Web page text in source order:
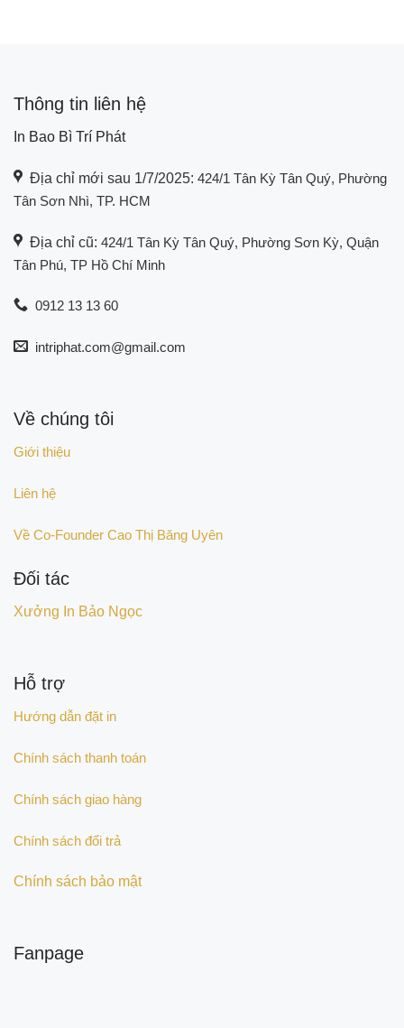
Thông tin liên hệ
In Bao Bì Trí Phát
Địa chỉ mới sau 1/7/2025: 424/1 Tân Kỳ Tân Quý, Phường
Tân Sơn Nhì, TP. HCM
Địa chỉ cũ: 424/1 Tân Kỳ Tân Quý, Phường Sơn Kỳ, Quận
Tân Phú, TP Hồ Chí Minh
0912 13 13 60
intriphat.com@gmail.com
Về chúng tôi
Giới thiệu
Liên hệ
Về Co-Founder Cao Thị Băng Uyên
Đối tác
Xưởng In Bảo Ngọc
Hỗ trợ
Hướng dẫn đặt in
Chính sách thanh toán
Chính sách giao hàng
Chính sách đổi trả
Chính sách bảo mật
Fanpage